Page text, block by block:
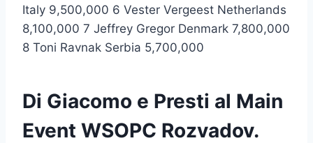
Italy 9,500,000 6 Vester Vergeest Netherlands
8,100,000 7 Jeffrey Gregor Denmark 7,800,000
8 Toni Ravnak Serbia 5,700,000
Di Giacomo e Presti al Main
Event WSOPC Rozvadov.